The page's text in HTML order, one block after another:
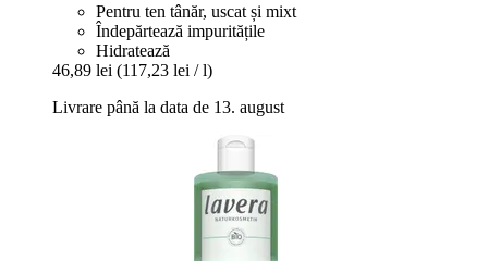
Pentru ten tânăr, uscat și mixt
Îndepărtează impuritățile
Hidratează
46,89 lei (117,23 lei / l)
Livrare până la data de 13. august